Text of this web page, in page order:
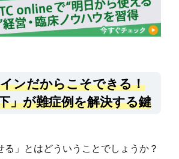
ンだからこそできる！
」が難症例を解決する鍵
る」とはどういうことでしょうか？